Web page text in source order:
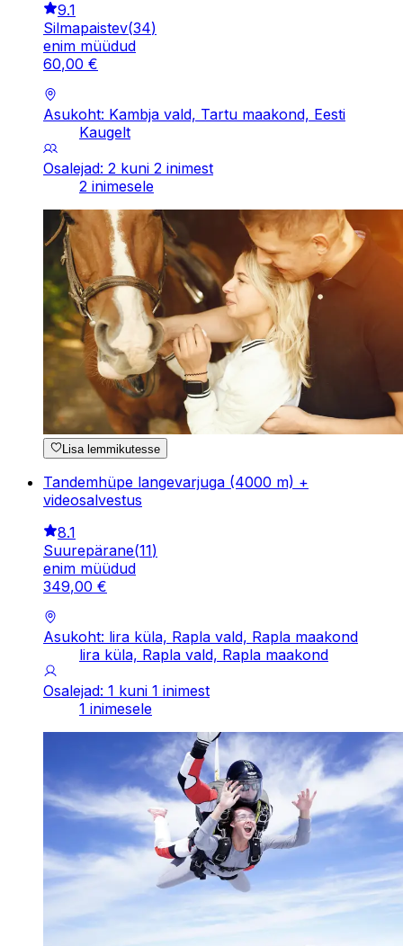
9.1
Silmapaistev(34)
enim müüdud
60,00 €
Asukoht: Kambja vald, Tartu maakond, Eesti
Kaugelt
Osalejad: 2 kuni 2 inimest
2 inimesele
Lisa lemmikutesse
Tandemhüpe langevarjuga (4000 m) +
videosalvestus
8.1
Suurepärane(11)
enim müüdud
349,00 €
Asukoht: lira küla, Rapla vald, Rapla maakond
lira küla, Rapla vald, Rapla maakond
Osalejad: 1 kuni 1 inimest
1 inimesele